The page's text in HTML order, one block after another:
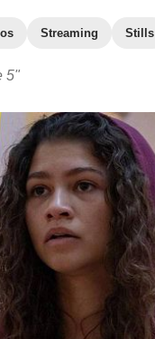
Streaming Stills
5"